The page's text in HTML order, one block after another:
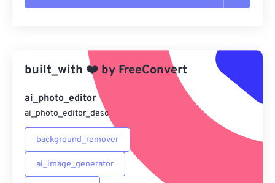
另存為預設
built_with ❤️ by FreeConvert
ai_photo_editor
ai_photo_editor_desc
background_remover
ai_image_generator